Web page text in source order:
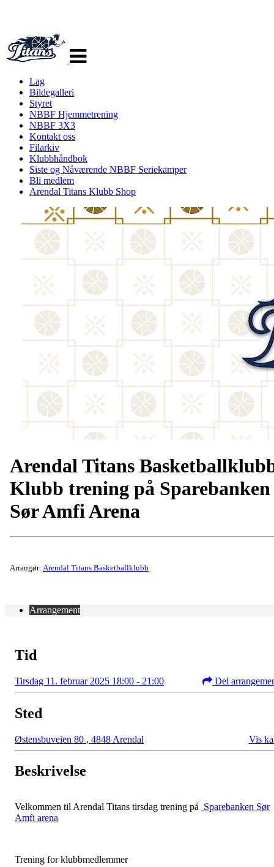
navigasjon
Lag
Bildegalleri
Styret
NBBF Hjemmetrening
NBBF 3X3
Kontakt oss
Filarkiv
Klubbhåndbok
Siste og Nåværende NBBF Seriekamper
Bli medlem
Arendal Titans Klubb Shop
Arendal Titans
Klubb trening på Sparebanken
Sør Amfi Arena
Arrangør: Arendal Titans Basketballklubb
Arrangement
Tid
Tirsdag 11. februar 2025 18:00 - 21:00 Del
Sted
Østensbuveien 80 , 4848 Arendal Vis
Beskrivelse
Velkommen til Arendal Titans tirsdag trening på Sparebanken Sør
Amfi arena
Trening for klubbmedlemmer